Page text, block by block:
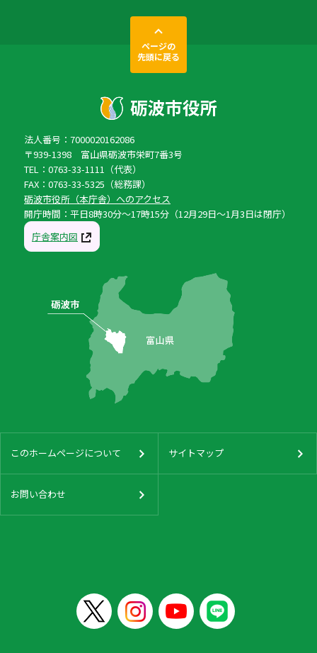
ページの
先頭に戻る
法人番号：7000020162086
〒939-1398 富山県砺波市栄町7番3号
TEL：0763-33-1111（代表）
FAX：0763-33-5325（総務課）
砺波市役所（本庁舎）へのアクセス
開庁時間：平日8時30分〜17時15分（12月29日〜1月3日は閉庁）
庁舎案内図
このホームページについて サイトマップ
お問い合わせ